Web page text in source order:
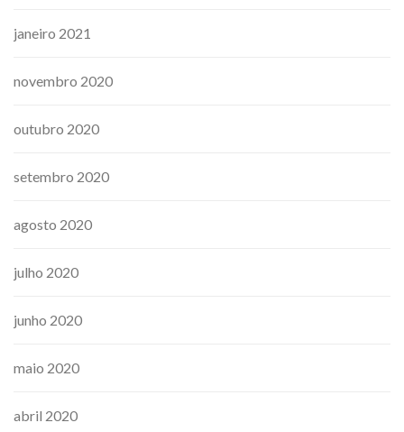
janeiro 2021
novembro 2020
outubro 2020
setembro 2020
agosto 2020
julho 2020
junho 2020
maio 2020
abril 2020